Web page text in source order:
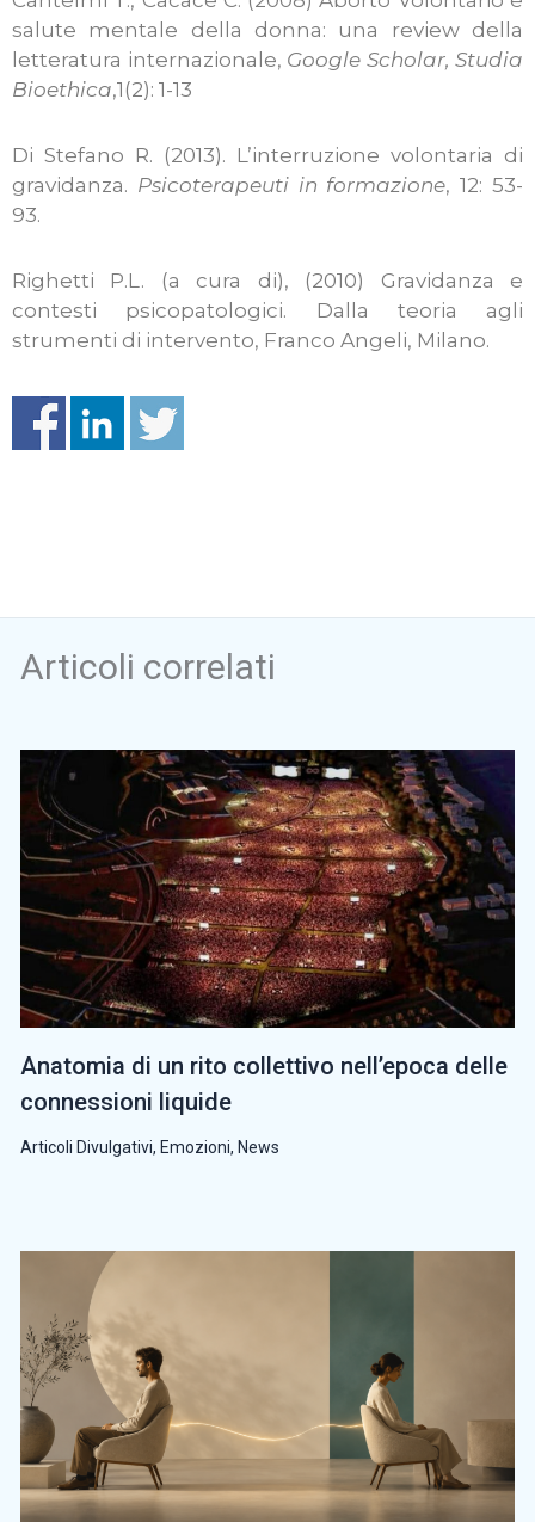
salute mentale della donna: una review della
letteratura internazionale, Google Scholar, Studia
Bioethica,1(2): 1-13
Di Stefano R. (2013). L’interruzione volontaria di
gravidanza. Psicoterapeuti in formazione, 12: 53-
93.
Righetti P.L. (a cura di), (2010) Gravidanza e
contesti psicopatologici. Dalla teoria agli
strumenti di intervento, Franco Angeli, Milano.
Articoli correlati
Anatomia di un rito collettivo nell’epoca delle
connessioni liquide
Articoli Divulgativi, Emozioni, News